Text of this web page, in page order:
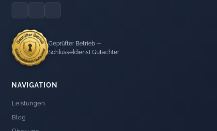
Geprüfter Betrieb —
Schlüsseldienst Gutachter
NAVIGATION
Leistungen
Blog